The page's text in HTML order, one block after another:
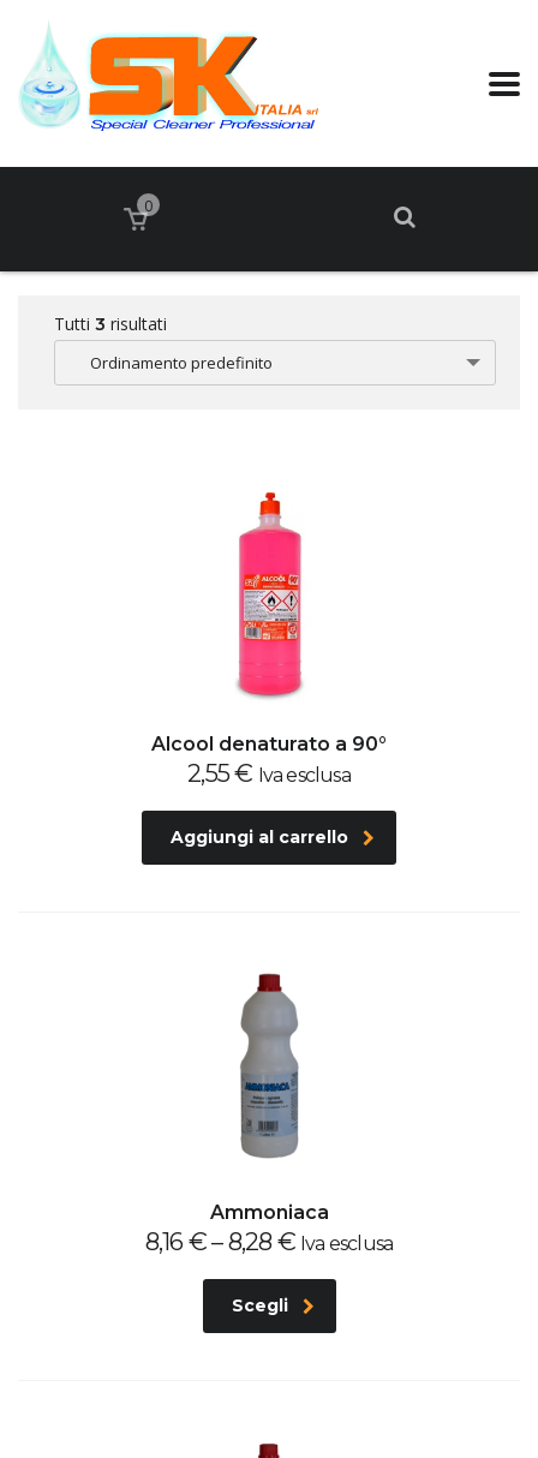
0
Tutti 3 risultati
Ordinamento predefinito
Alcool denaturato a 90°
2,55€ Iva esclusa
Aggiungi al carrello
Ammoniaca
8,16 €–8,28 € Iva esclusa
Scegli